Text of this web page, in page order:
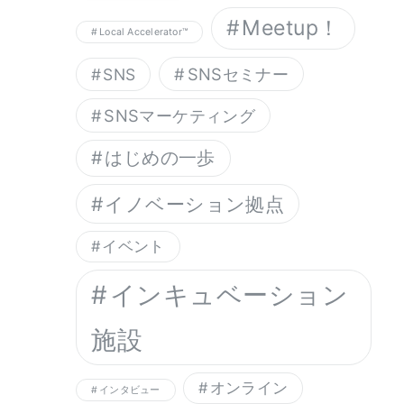
Local Accelerator™︎ Meetup！
SNS SNSセミナー
SNSマーケティング
はじめの一歩
イノベーション拠点
イベント
インキュベーション
施設
インタビュー オンライン